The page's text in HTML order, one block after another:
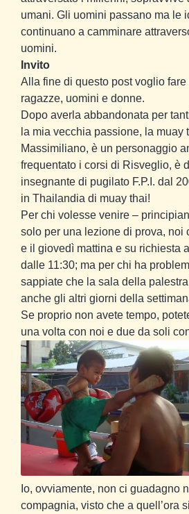
umani. Gli uomini passano ma le
continuano a camminare
uomini.
Invito
Alla fine di questo post voglio
ragazze, uomini e donne.
Dopo averla abbandonata per
la mia vecchia passione, la muay
Massimiliano, è un personaggio
frequentato i corsi di Risveglio, è
insegnante di pugilato F.P.I. dal
in Thailandia di muay thai!
Per chi volesse venire –
solo per una lezione di prova, noi
e il giovedì mattina e su richiesta
dalle 11:30; ma per chi ha
sappiate che la sala della
anche gli altri giorni della
Se proprio non avete tempo,
una volta con noi e due da soli
Io, ovviamente, non ci guadagno
compagnia, visto che a quell’ora